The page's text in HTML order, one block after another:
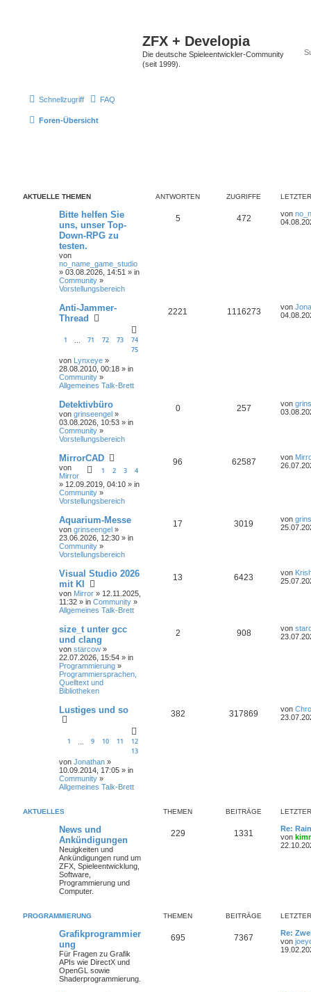
ZFX + Developia
Die deutsche Spieleentwickler-Community
(seit 1999).
Schnellzugriff FAQ
Foren-Übersicht
AKTUELLE THEMEN ANTWORTEN ZUGRIFFE
Bitte helfen Sie
uns, unser Top-
Down-RPG zu
testen.
von
no_name_game_studio
» 03.08.2026, 14:51 » in
Community »
Vorstellungsbereich
5 472 von
Anti-Jammer-
Thread
1 71 72 73
74
75
von Lynxeye »
28.08.2010, 00:18 » in
Community »
Allgemeines Talk-Brett
2221 1116273 von
Detektivbüro
von grinseengel »
03.08.2026, 10:53 » in
Community »
Vorstellungsbereich
0 257 von
MirrorCAD
1 2 3 4
von
Mirror
» 12.09.2019, 04:10 » in
Community »
Vorstellungsbereich
96 62587 von
Aquarium-Messe
von grinseengel »
23.06.2026, 12:30 » in
Community »
Vorstellungsbereich
17 3019 von
Visual Studio 2026
mit KI
von Mirror » 12.11.2025,
11:32 » in Community »
Allgemeines Talk-Brett
13 6423 von
size_t unter gcc
und clang
von starcow »
22.07.2026, 15:54 » in
Programmierung »
Programmiersprachen,
Quelltext und
Bibliotheken
2 908 von
Lustiges und so
1 9 10 11
12
13
von Jonathan »
10.09.2014, 17:05 » in
Community »
Allgemeines Talk-Brett
382 317869 von
AKTUELLES THEMEN BEITRÄGE
News und
Ankündigungen
Neuigkeiten und
Ankündigungen rund um
ZFX, Spieleentwicklung,
Software,
Programmierung und
Computer.
229 1331
Re:
von
PROGRAMMIERUNG THEMEN BEITRÄGE
Grafikprogrammier
ung
Für Fragen zu Grafik
APIs wie DirectX und
OpenGL sowie
Shaderprogrammierung.
695 7367
Re:
von